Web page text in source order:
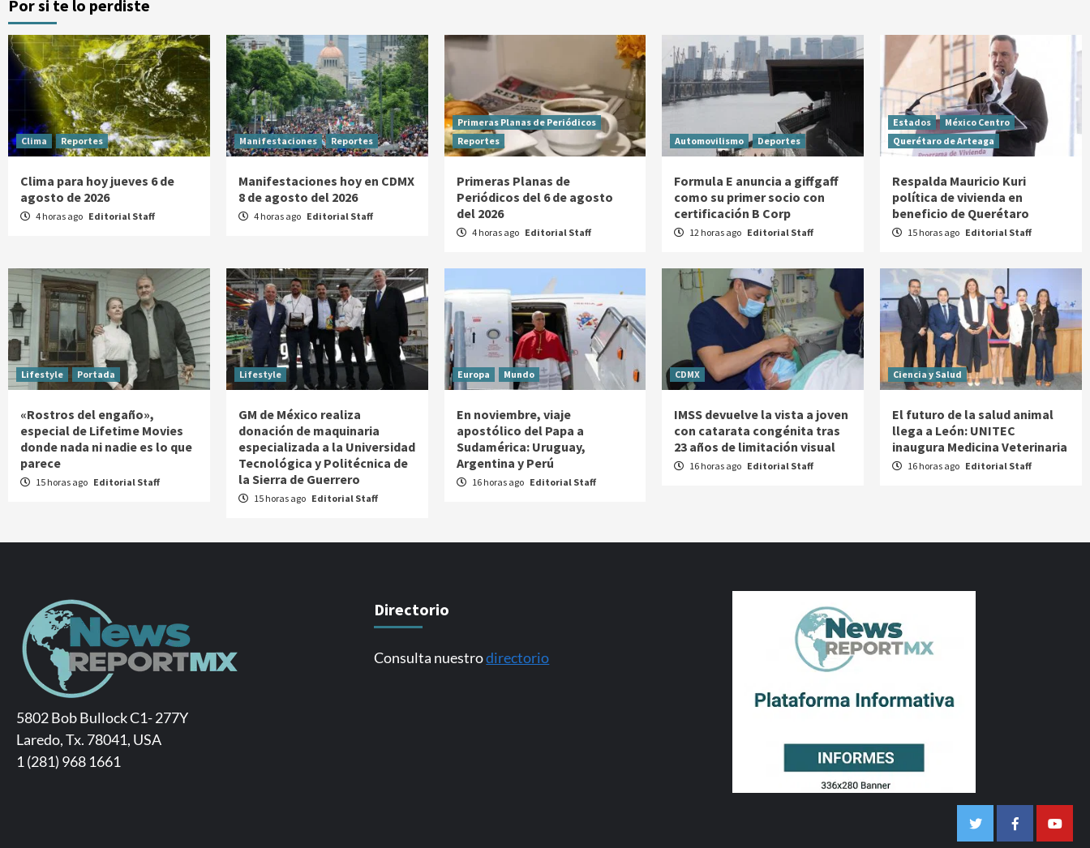
Por si te lo perdiste
Clima Reportes
Clima para hoy jueves 6 de
agosto de 2026
4 horas ago Editorial Staff
Manifestaciones Reportes
Manifestaciones hoy en CDMX
8 de agosto del 2026
4 horas ago Editorial Staff
Primeras Planas de Periódicos
Reportes
Primeras Planas de
Periódicos del 6 de agosto
del 2026
4 horas ago Editorial Staff
Automovilismo Deportes
Formula E anuncia a giffgaff
como su primer socio con
certificación B Corp
12 horas ago Editorial Staff
Estados
México Centro
Querétaro de Arteaga
Respalda Mauricio Kuri
política de vivienda en
beneficio de Querétaro
15 horas ago Editorial Staff
Lifestyle Portada
«Rostros del engaño»,
especial de Lifetime Movies
donde nada ni nadie es lo que
parece
15 horas ago Editorial Staff
Lifestyle
GM de México realiza
donación de maquinaria
especializada a la Universidad
Tecnológica y Politécnica de
la Sierra de Guerrero
15 horas ago Editorial Staff
Europa Mundo
En noviembre, viaje
apostólico del Papa a
Sudamérica: Uruguay,
Argentina y Perú
16 horas ago Editorial Staff
CDMX
IMSS devuelve la vista a joven
con catarata congénita tras
23 años de limitación visual
16 horas ago Editorial Staff
Ciencia y Salud
El futuro de la salud animal
llega a León: UNITEC
inaugura Medicina Veterinaria
16 horas ago Editorial Staff
5802 Bob Bullock C1- 277Y
Laredo, Tx. 78041, USA
1 (281) 968 1661
Directorio
Consulta nuestrodirectorio
TwitterFacebook